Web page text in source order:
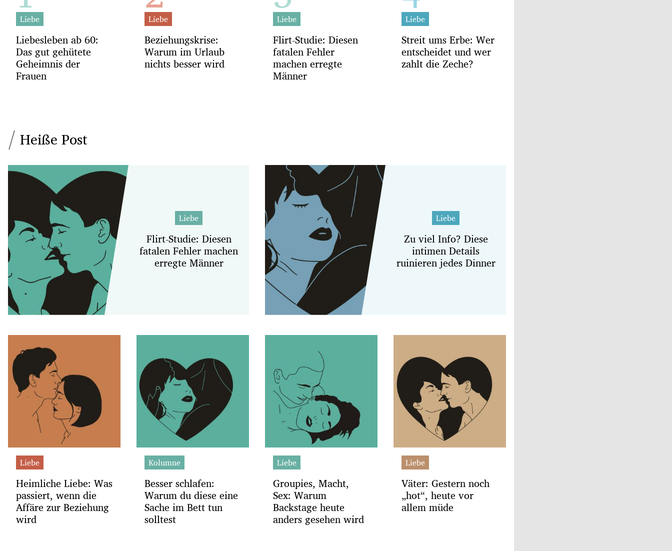
Liebe
Liebesleben ab 60:
Das gut gehütete
Geheimnis der
Frauen
Liebe
Beziehungskrise:
Warum im Urlaub
nichts besser wird
Liebe
Flirt-Studie: Diesen
fatalen Fehler
machen erregte
Männer
Liebe
Streit ums Erbe: Wer
entscheidet und wer
zahlt die Zeche?
Heiße Post
Liebe
Flirt-Studie: Diesen
fatalen Fehler machen
erregte Männer
Liebe
Zu viel Info? Diese
intimen Details
ruinieren jedes Dinner
Liebe
Heimliche Liebe: Was
passiert, wenn die
Affäre zur Beziehung
wird
Kolumne
Besser schlafen:
Warum du diese eine
Sache im Bett tun
solltest
Liebe
Groupies, Macht,
Sex: Warum
Backstage heute
anders gesehen wird
Liebe
Väter: Gestern noch
„hot“, heute vor
allem müde